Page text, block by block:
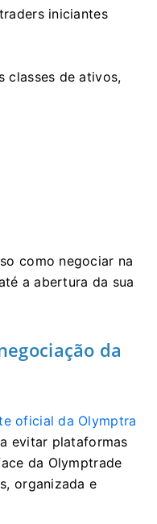
iniciantes
classes de ativos,
como negociar na
a abertura da sua
da
oficial da Olymptra
evitar plataformas
da Olymptrade
organizada e